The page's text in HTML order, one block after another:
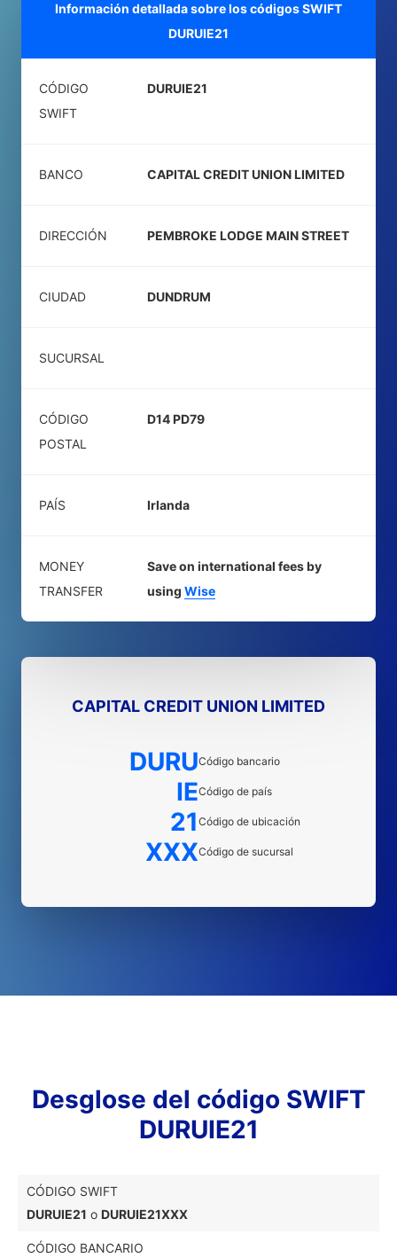
Información detallada sobre los códigos SWIFT
DURUIE21
CÓDIGO
SWIFT
DURUIE21
BANCO CAPITAL CREDIT UNION LIMITED
DIRECCIÓN PEMBROKE LODGE MAIN STREET
CIUDAD DUNDRUM
SUCURSAL
CÓDIGO
POSTAL
D14 PD79
PAÍS Irlanda
MONEY
TRANSFER
Save on international fees by
using Wise
CAPITAL CREDIT UNION LIMITED
DURUCódigo bancario
IECódigo de país
21 Código de ubicación
XXXCódigo de sucursal
Desglose del código SWIFT
DURUIE21
CÓDIGO SWIFT
DURUIE21 o DURUIE21XXX
CÓDIGO BANCARIO